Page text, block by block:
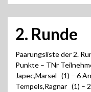
2. Runde
Paarungsliste der 2.
Punkte – TNr
Japec,Marsel (1) – 6
Tempels,Ragnar (1) –